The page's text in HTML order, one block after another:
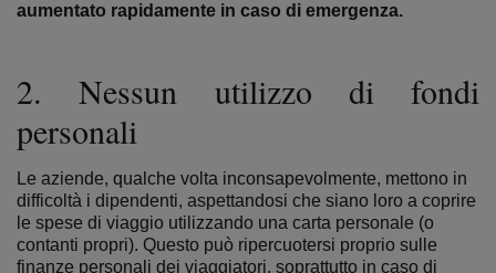
aumentato rapidamente in caso di emergenza.
2. Nessun utilizzo di fondi
personali
Le aziende, qualche volta inconsapevolmente, mettono in
difficoltà i dipendenti, aspettandosi che siano loro a coprire
le spese di viaggio utilizzando una carta personale (o
contanti propri). Questo può ripercuotersi proprio sulle
finanze personali dei viaggiatori, soprattutto in caso di